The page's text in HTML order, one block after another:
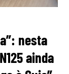
nesta
ainda